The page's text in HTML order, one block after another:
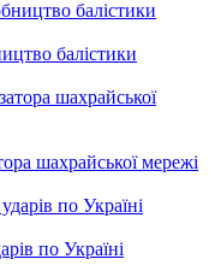
балістики
шахрайської мережі
по Україні